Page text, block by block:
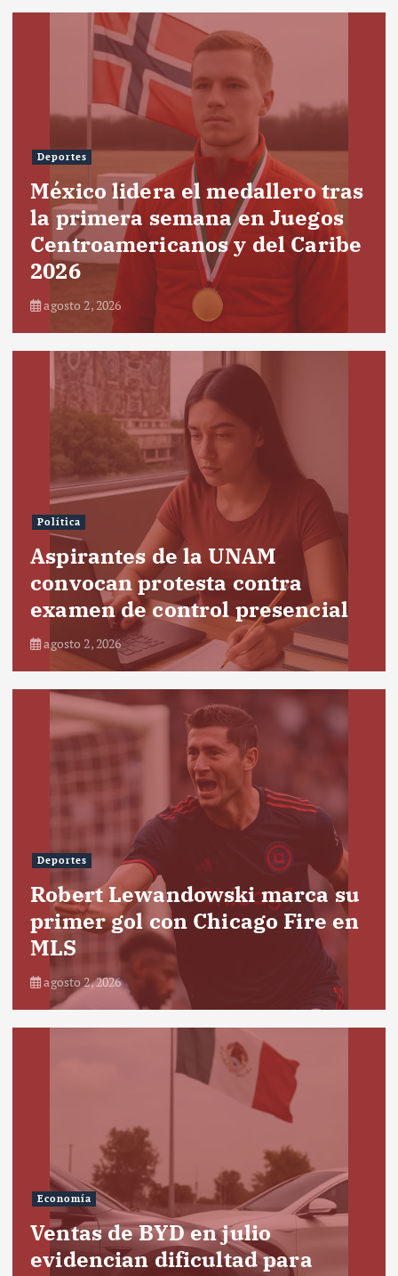
Deportes
México lidera el medallero tras
la primera semana en Juegos
Centroamericanos y del Caribe
2026
agosto 2, 2026
Política
Aspirantes de la UNAM
convocan protesta contra
examen de control presencial
agosto 2, 2026
Deportes
Robert Lewandowski marca su
primer gol con Chicago Fire en
MLS
agosto 2, 2026
Economía
Ventas de BYD en julio
evidencian dificultad para